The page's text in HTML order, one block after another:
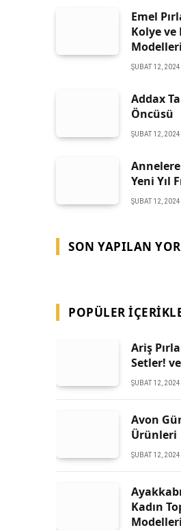
Emel
Kolye ve
Modelleri
ŞUBAT 12, 2024
Addax
Öncüsü
ŞUBAT 12, 2024
Annelere
Yeni Yıl
ŞUBAT 12, 2024
SON YAPILAN
POPÜLER
Ariş
Setler!
ŞUBAT 12, 2024
Avon
Ürünleri
ŞUBAT 12, 2024
Kadın
Modelleri